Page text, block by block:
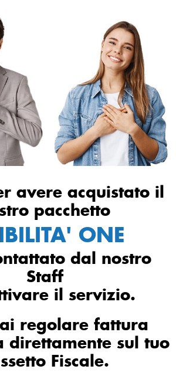
avere acquistato il
pacchetto
ONE
dal nostro
Staff
il servizio.
regolare fattura
direttamente sul tuo
Fiscale.